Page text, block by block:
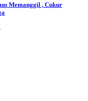
Memanggil , Cukur